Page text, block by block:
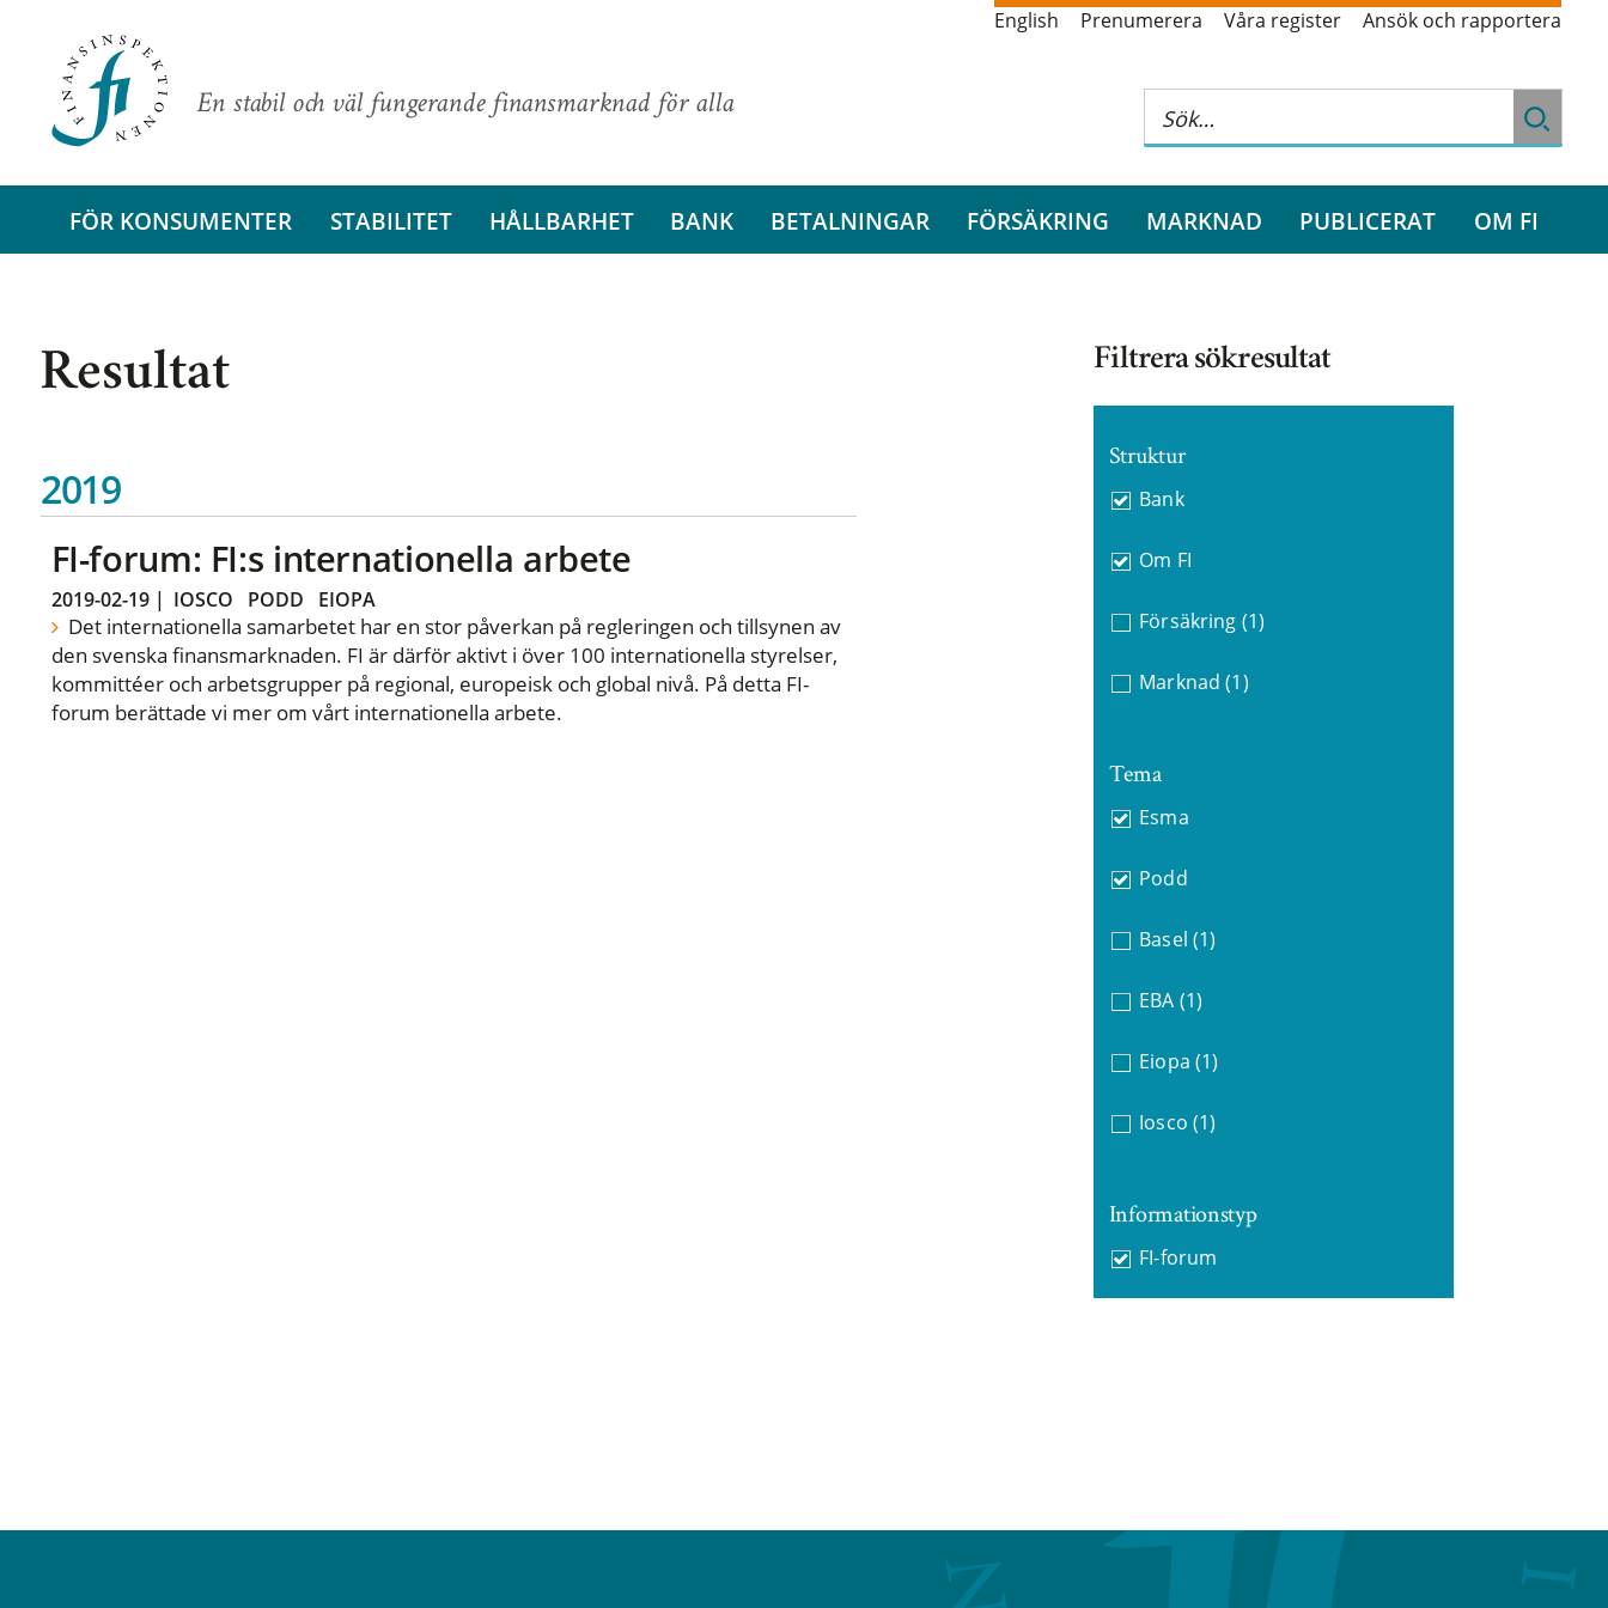
En stabil och väl fungerande finansmarknad för alla
English Prenumerera Våra register Ansök och rapportera
FÖR KONSUMENTER STABILITET HÅLLBARHET BANK BETALNINGAR FÖRSÄKRING MARKNAD PUBLICERAT OM FI
Resultat
2019
FI-forum: FI:s internationella arbete
2019-02-19| IOSCO PODD EIOPA
Det internationella samarbetet har en stor påverkan på regleringen och tillsynen av
den svenska finansmarknaden. FI är därför aktivt i över 100 internationella styrelser,
kommittéer och arbetsgrupper på regional, europeisk och global nivå. På detta FI-
forum berättade vi mer om vårt internationella arbete.
Filtrera sökresultat
Struktur
Bank
Om FI
Försäkring (1)
Marknad (1)
Tema
Esma
Podd
Basel (1)
EBA (1)
Eiopa (1)
Iosco (1)
Informationstyp
FI-forum